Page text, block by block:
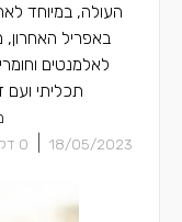
העולה, במיוחד
באפריל האחרון,
לאלמנטים
תכליתי
18/05/2023
0